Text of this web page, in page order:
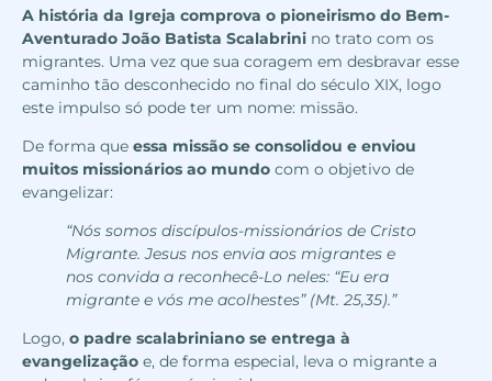
A história da Igreja comprova o pioneirismo do Bem-
Aventurado João Batista Scalabrini no trato com os
migrantes. Uma vez que sua coragem em desbravar esse
caminho tão desconhecido no final do século XIX, logo
este impulso só pode ter um nome: missão.
De forma que essa missão se consolidou e enviou
muitos missionários ao mundo com o objetivo de
evangelizar:
“Nós somos discípulos-missionários de Cristo
Migrante. Jesus nos envia aos migrantes e
nos convida a reconhecê-Lo neles: “Eu era
migrante e vós me acolhestes” (Mt. 25,35).”
Logo, o padre scalabriniano se entrega à
evangelização e, de forma especial, leva o migrante a